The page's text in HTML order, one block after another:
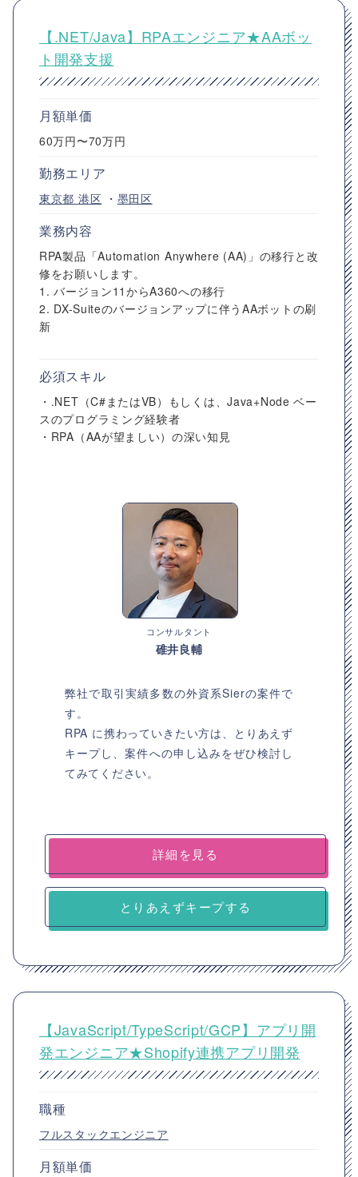
【.NET/Java】RPAエンジニア★AAボッ
ト開発支援
月額単価
60万円〜70万円
勤務エリア
東京都 港区 ・ 墨田区
業務内容
RPA製品「Automation Anywhere (AA)」の移行と改
修をお願いします。
1. バージョン11からA360への移行
2. DX-Suiteのバージョンアップに伴うAAボットの刷
新
必須スキル
・.NET（C#またはVB）もしくは、Java+Node ベー
スのプログラミング経験者
・RPA（AAが望ましい）の深い知見
コンサルタント
碓井良輔
弊社で取引実績多数の外資系Sierの案件で
す。
RPA に携わっていきたい方は、とりあえず
キープし、案件への申し込みをぜひ検討し
てみてください。
詳細を見る
とりあえずキープする
【JavaScript/TypeScript/GCP】アプリ開
発エンジニア★Shopify連携アプリ開発
職種
フルスタックエンジニア
月額単価